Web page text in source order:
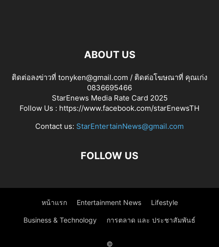
ABOUT US
ติดต่อลงข่าวที่ tonyken@gmail.com / ติดต่อโฆษณาที่ คุณเก่ง
0836695466
StarEnews Media Rate Card 2025
Follow Us : https://www.facebook.com/starEnewsTH
Contact us: StarEntertainNews@gmail.com
FOLLOW US
หน้าแรก Entertainment News Lifestyle
Business & Technology การตลาด และ ประชาสัมพันธ์
©